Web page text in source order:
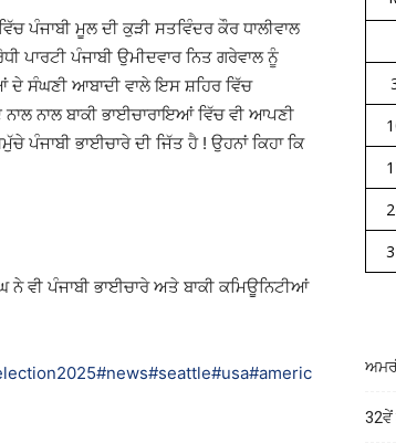
ਪੰਜਾਬੀ ਮੂਲ ਦੀ ਕੁੜੀ ਸਤਵਿੰਦਰ ਕੌਰ ਧਾਲੀਵਾਲ
ਪਾਰਟੀ ਪੰਜਾਬੀ ਉਮੀਦਵਾਰ ਨਿਤ ਗਰੇਵਾਲ ਨੂੰ
ਸੰਘਣੀ ਆਬਾਦੀ ਵਾਲੇ ਇਸ ਸ਼ਹਿਰ ਵਿੱਚ
ਨਾਲ ਬਾਕੀ ਭਾਈਚਾਰਾਇਆਂ ਵਿੱਚ ਵੀ ਆਪਣੀ
ਪੰਜਾਬੀ ਭਾਈਚਾਰੇ ਦੀ ਜਿੱਤ ਹੈ ! ਉਹਨਾਂ ਕਿਹਾ ਕਿ
ਵੀ ਪੰਜਾਬੀ ਭਾਈਚਾਰੇ ਅਤੇ ਬਾਕੀ ਕਮਿਊਨਿਟੀਆਂ
#news#seattle#usa#americ
32ਵੇਂ